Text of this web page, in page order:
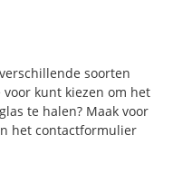
soorten
kunt kiezen om het
te halen? Maak voor
het contactformulier